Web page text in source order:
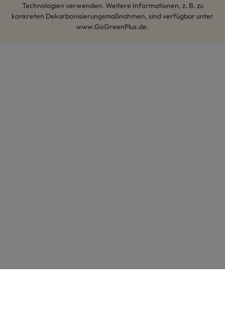
Technologien verwenden. Weitere Informationen, z. B. zu
konkreten Dekarbonisierungsmaßnahmen, sind verfügbar unter
www.GoGreenPlus.de.